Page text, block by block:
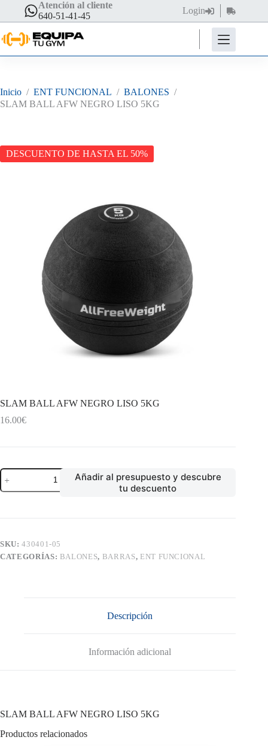
contenido
Atención al cliente
640-51-41-45
Login
Carro
de
compra
Inicio / ENT FUNCIONAL / BALONES /
SLAM BALL AFW NEGRO LISO 5KG
DESCUENTO DE HASTA EL 50%
SLAM BALL AFW NEGRO LISO 5KG
16.00€
SLAM
BALL
AFW
Añadir al presupuesto y descubre
tu descuento
SKU:430401-05
CATEGORÍAS: BALONES, BARRAS, ENT FUNCIONAL
Descripción
Información adicional
SLAM BALL AFW NEGRO LISO 5KG
Productos relacionados